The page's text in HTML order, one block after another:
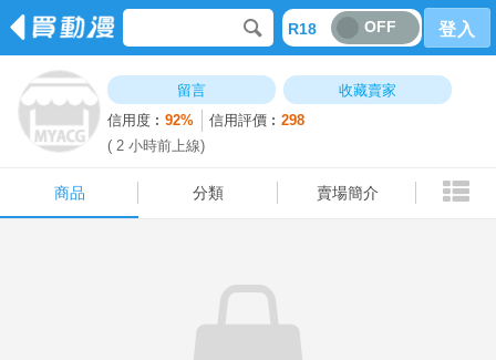
R18 OFF 登入
留言
收藏賣家
信用度︰92% 信用評價︰298
( 2 小時前上線)
商品 分類 賣場簡介
商品 分類 賣場簡介